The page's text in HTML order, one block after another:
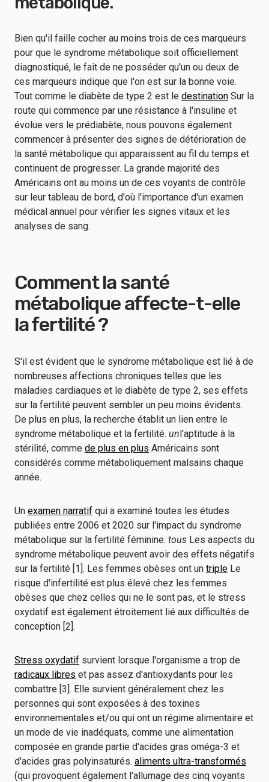
Bien qu'il faille cocher au moins trois de ces marqueurs
pour que le syndrome métabolique soit officiellement
diagnostiqué, le fait de ne posséder qu'un ou deux de
ces marqueurs indique que l'on est sur la bonne voie.
Tout comme le diabète de type 2 est le destination Sur la
route qui commence par une résistance à l'insuline et
évolue vers le prédiabète, nous pouvons également
commencer à présenter des signes de détérioration de
la santé métabolique qui apparaissent au fil du temps et
continuent de progresser. La grande majorité des
Américains ont au moins un de ces voyants de contrôle
sur leur tableau de bord, d'où l'importance d'un examen
médical annuel pour vérifier les signes vitaux et les
analyses de sang.
Comment la santé
métabolique affecte-t-elle
la fertilité ?
S'il est évident que le syndrome métabolique est lié à de
nombreuses affections chroniques telles que les
maladies cardiaques et le diabète de type 2, ses effets
sur la fertilité peuvent sembler un peu moins évidents.
De plus en plus, la recherche établit un lien entre le
syndrome métabolique et la fertilité. unl'aptitude à la
stérilité, comme de plus en plus Américains sont
considérés comme métaboliquement malsains chaque
année.
Un examen narratif qui a examiné toutes les études
publiées entre 2006 et 2020 sur l'impact du syndrome
métabolique sur la fertilité féminine. tous Les aspects du
syndrome métabolique peuvent avoir des effets négatifs
sur la fertilité [1]. Les femmes obèses ont un triple Le
risque d'infertilité est plus élevé chez les femmes
obèses que chez celles qui ne le sont pas, et le stress
oxydatif est également étroitement lié aux difficultés de
conception [2].
Stress oxydatif survient lorsque l'organisme a trop de
radicaux libres et pas assez d'antioxydants pour les
combattre [3]. Elle survient généralement chez les
personnes qui sont exposées à des toxines
environnementales et/ou qui ont un régime alimentaire et
un mode de vie inadéquats, comme une alimentation
composée en grande partie d'acides gras oméga-3 et
d'acides gras polyinsaturés. aliments ultra-transformés
(qui provoquent également l'allumage des cinq voyants